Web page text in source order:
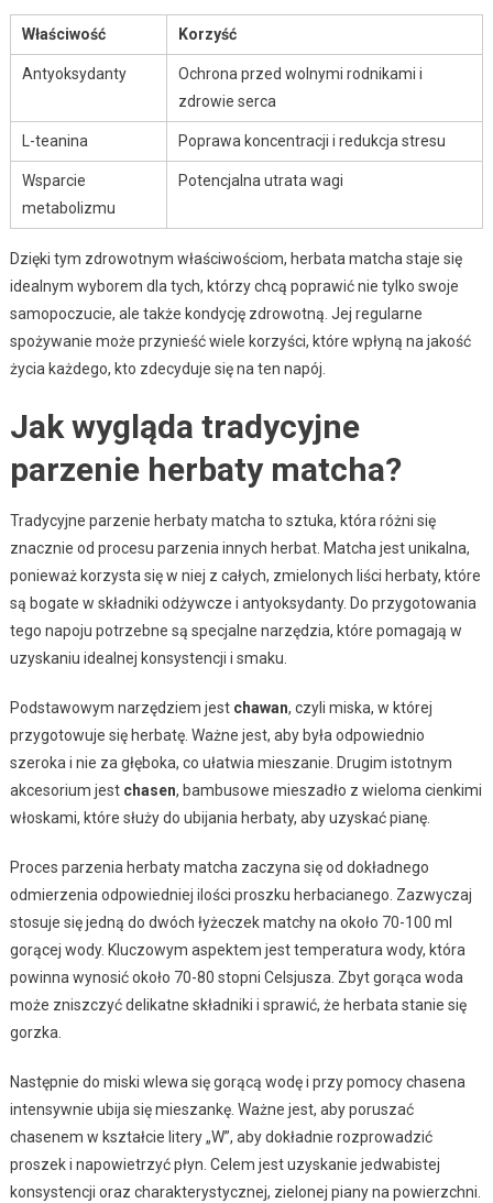
Właściwość Korzyść
Antyoksydanty
Ochrona przed wolnymi rodnikami i
zdrowie serca
L-teanina Poprawa koncentracji i redukcja stresu
Wsparcie
metabolizmu
Potencjalna utrata wagi
Dzięki tym zdrowotnym właściwościom, herbata matcha staje się
idealnym wyborem dla tych, którzy chcą poprawić nie tylko swoje
samopoczucie, ale także kondycję zdrowotną. Jej regularne
spożywanie może przynieść wiele korzyści, które wpłyną na jakość
życia każdego, kto zdecyduje się na ten napój.
Jak wygląda tradycyjne
parzenie herbaty matcha?
Tradycyjne parzenie herbaty matcha to sztuka, która różni się
znacznie od procesu parzenia innych herbat. Matcha jest unikalna,
ponieważ korzysta się w niej z całych, zmielonych liści herbaty, które
są bogate w składniki odżywcze i antyoksydanty. Do przygotowania
tego napoju potrzebne są specjalne narzędzia, które pomagają w
uzyskaniu idealnej konsystencji i smaku.
Podstawowym narzędziem jest chawan, czyli miska, w której
przygotowuje się herbatę. Ważne jest, aby była odpowiednio
szeroka i nie za głęboka, co ułatwia mieszanie. Drugim istotnym
akcesorium jest chasen, bambusowe mieszadło z wieloma cienkimi
włoskami, które służy do ubijania herbaty, aby uzyskać pianę.
Proces parzenia herbaty matcha zaczyna się od dokładnego
odmierzenia odpowiedniej ilości proszku herbacianego. Zazwyczaj
stosuje się jedną do dwóch łyżeczek matchy na około 70-100 ml
gorącej wody. Kluczowym aspektem jest temperatura wody, która
powinna wynosić około 70-80 stopni Celsjusza. Zbyt gorąca woda
może zniszczyć delikatne składniki i sprawić, że herbata stanie się
gorzka.
Następnie do miski wlewa się gorącą wodę i przy pomocy chasena
intensywnie ubija się mieszankę. Ważne jest, aby poruszać
chasenem w kształcie litery „W”, aby dokładnie rozprowadzić
proszek i napowietrzyć płyn. Celem jest uzyskanie jedwabistej
konsystencji oraz charakterystycznej, zielonej piany na powierzchni.